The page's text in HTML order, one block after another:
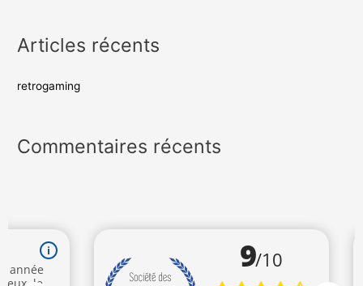
Articles récents
retrogaming
Commentaires récents